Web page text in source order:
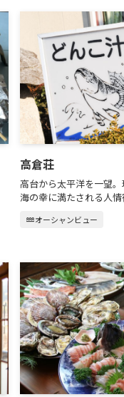
高倉荘
高台から太平洋を一望
海の幸に満たされる人情
waterオーシャンビュー